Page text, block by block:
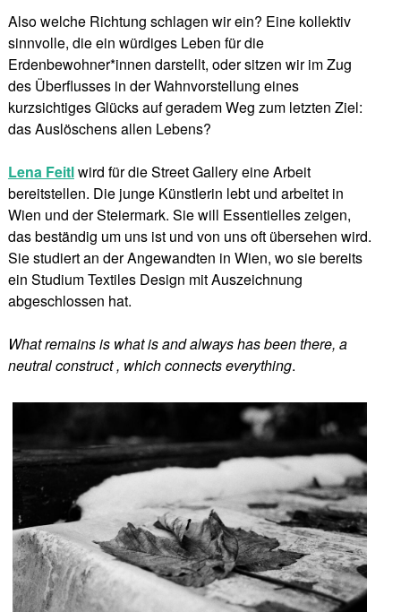
Also welche Richtung schlagen wir ein? Eine kollektiv
sinnvolle, die ein würdiges Leben für die
Erdenbewohner*innen darstellt, oder sitzen wir im Zug
des Überflusses in der Wahnvorstellung eines
kurzsichtiges Glücks auf geradem Weg zum letzten Ziel:
das Auslöschens allen Lebens?
Lena Feitlwird für die Street Gallery eine Arbeit
bereitstellen. Die junge Künstlerin lebt und arbeitet in
Wien und der Steiermark. Sie will Essentielles zeigen,
das beständig um uns ist und von uns oft übersehen wird.
Sie studiert an der Angewandten in Wien, wo sie bereits
ein Studium Textiles Design mit Auszeichnung
abgeschlossen hat.
What remains is what is and always has been there, a
neutral construct , which connects everything.